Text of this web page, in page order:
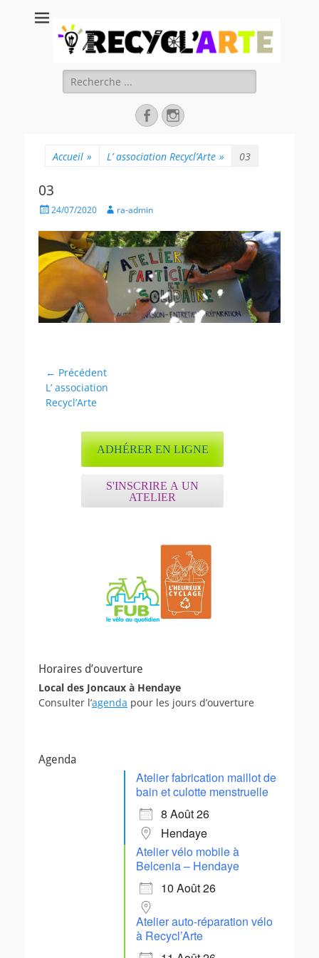
Recycl'Arte, faire
soi-même et
réduire les
déchets
Rechercher :
FacebookInstagram
Accueil » L’ association Recycl’Arte » 03
03
Posted24/07/2020 Authorra-admin
Navigation
de
l’article
← Précédent
Article
précédent :
L’ association
Recycl’Arte
ADHÉRER EN LIGNE
S'INSCRIRE A UN
ATELIER
Horaires d’ouverture
Local des Joncaux à Hendaye
Consulter l’agenda pour les jours d’ouverture
Agenda
Atelier fabrication maillot de
bain et culotte menstruelle
8 Août 26
Hendaye
Atelier vélo mobile à
Belcenia – Hendaye
10 Août 26
Atelier auto-réparation vélo
à Recycl’Arte